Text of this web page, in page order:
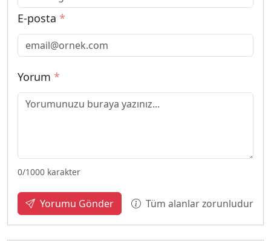
E-posta *
Yorum *
0/1000 karakter
Yorumu Gönder Tüm alanlar zorunludur